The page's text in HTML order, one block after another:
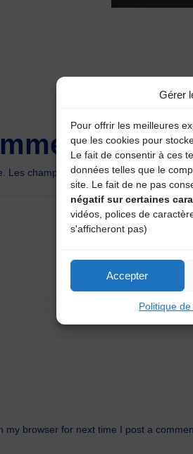
Gérer
Pour offrir les meilleures
que les cookies pour
Le fait de consentir à ces
données telles que le
site. Le fait de ne pas
négatif sur certaines
vidéos, polices de
s'afficheront pas)
Accepter
Politique
Les champs obligatoires sont indiqués
my browser for next time I post a